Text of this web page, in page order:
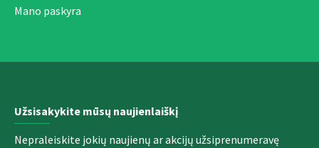
Mano paskyra
Užsisakykite mūsų naujienlaiškį
Nepraleiskite jokių naujienų ar akcijų užsiprenumeravę